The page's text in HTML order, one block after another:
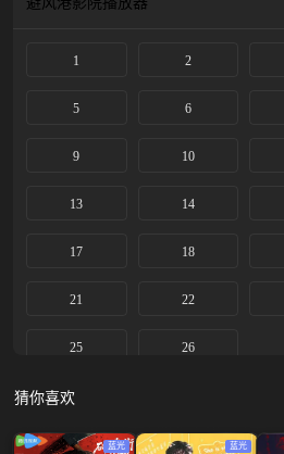
1 2
5 6
9 10
13 14
17 18
21 22
25 26
猜你喜欢
蓝光 蓝光